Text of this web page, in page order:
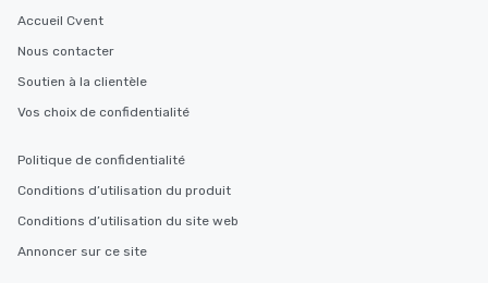
Accueil Cvent
Nous contacter
Soutien à la clientèle
Vos choix de confidentialité
Politique de confidentialité
Conditions d’utilisation du produit
Conditions d’utilisation du site web
Annoncer sur ce site